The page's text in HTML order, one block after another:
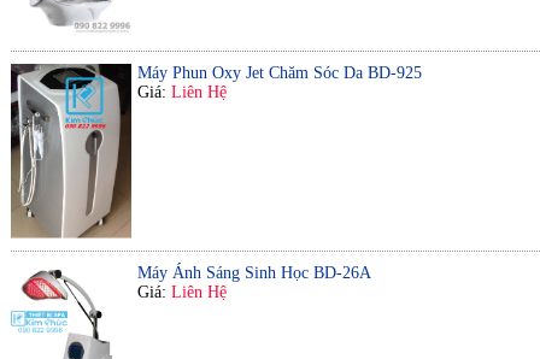
Máy Phun Oxy Jet Chăm Sóc Da BD-925
Giá: Liên Hệ
Máy Ánh Sáng Sinh Học BD-26A
Giá: Liên Hệ